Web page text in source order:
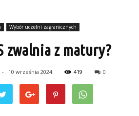
Wybór uczelni zagranicznych
zwalnia z matury?
- 10 września 2024 419 0